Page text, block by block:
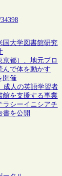
国 大学図書館研究
京都）、地元プロ
んで体を動かす
開催
成人の英語学習者
館を支援する事業
ラシーイニシアチ
書を公開